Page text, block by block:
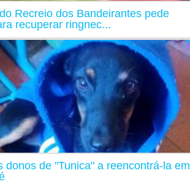
Recreio dos Bandeirantes pede
recuperar ringnec...
donos de "Tunica" a reencontrá-la em